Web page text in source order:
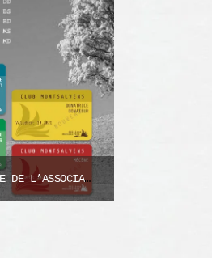
DEVENIR MEMBRE DE L’ASSOCIATION
50.00